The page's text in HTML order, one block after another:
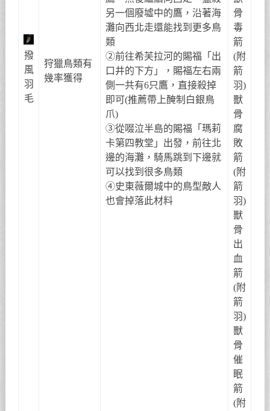
撥
風
羽
毛
狩獵鳥類有
幾率獲得
另一個廢墟中的鷹，沿著海
灘向西北走還能找到更多鳥
類
②前往希芙拉河的賜福「出
口井的下方」，賜福左右兩
側一共有6只鷹，直接殺掉
即可(推薦帶上醃制白銀鳥
爪)
③從啜泣半島的賜福「瑪莉
卡第四教堂」出發，前往北
邊的海灘，騎馬跳到下邊就
可以找到很多鳥類
④史東薇爾城中的鳥型敵人
也會掉落此材料
骨
毒
箭
(附
箭
羽)
獸
骨
腐
敗
箭
(附
箭
羽)
獸
骨
出
血
箭
(附
箭
羽)
獸
骨
催
眠
箭
(附